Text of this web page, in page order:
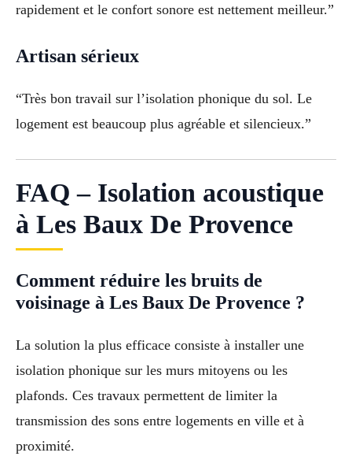
rapidement et le confort sonore est nettement meilleur.”
Artisan sérieux
“Très bon travail sur l’isolation phonique du sol. Le
logement est beaucoup plus agréable et silencieux.”
FAQ – Isolation acoustique
à Les Baux De Provence
Comment réduire les bruits de
voisinage à Les Baux De Provence ?
La solution la plus efficace consiste à installer une
isolation phonique sur les murs mitoyens ou les
plafonds. Ces travaux permettent de limiter la
transmission des sons entre logements en ville et à
proximité.